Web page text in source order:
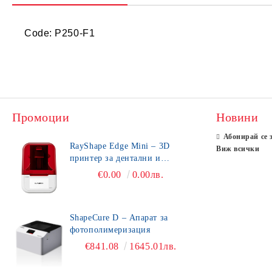
Code: P250-F1
Промоции
RayShape Edge Mini – 3D
принтер за дентални и
зъботехнически приложения
€0.00 0.00лв.
ShapeCure D – Апарат за
фотополимеризация
€841.08 1645.01лв.
Новини
Абонирай се
Виж всички